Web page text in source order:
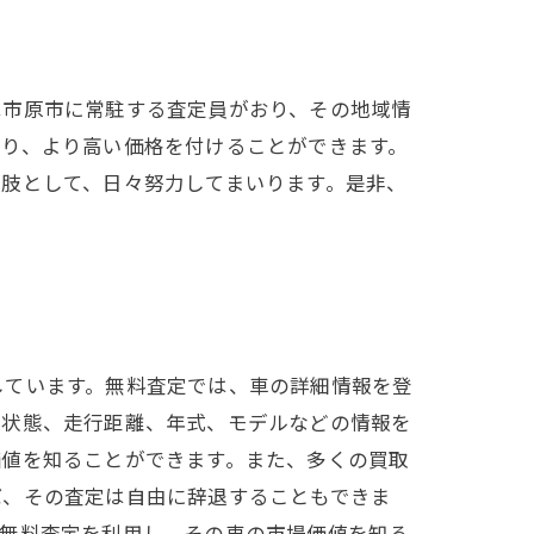
原市に常駐する査定員がおり、その地域情
より高い価格を付けることができます。
して、日々努力してまいります。是非、
います。無料査定では、車の詳細情報を登
態、走行距離、年式、モデルなどの情報を
を知ることができます。また、多くの買取
その査定は自由に辞退することもできま